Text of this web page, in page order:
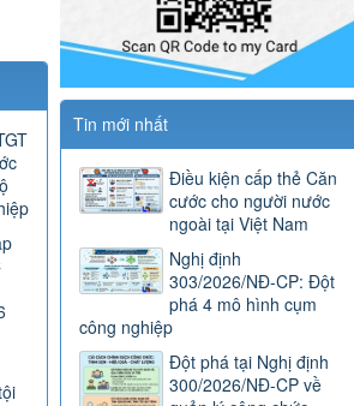
Tin mới nhất
Điều kiện cấp thẻ Căn
cước cho người nước
ngoài tại Việt Nam
Nghị định
303/2026/NĐ-CP: Đột
phá 4 mô hình cụm
công nghiệp
Đột phá tại Nghị định
300/2026/NĐ-CP về